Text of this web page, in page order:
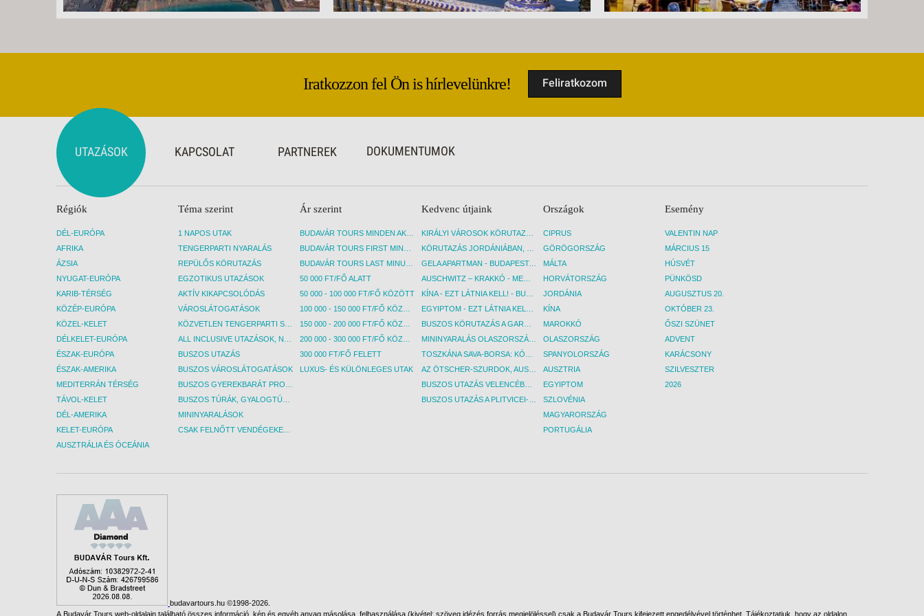
Iratkozzon fel Ön is hírlevelünkre! Feliratkozom
UTAZÁSOK KAPCSOLAT PARTNEREK DOKUMENTUMOK
Régiók
DÉL-EURÓPA
AFRIKA
ÁZSIA
NYUGAT-EURÓPA
KARIB-TÉRSÉG
KÖZÉP-EURÓPA
KÖZEL-KELET
DÉLKELET-EURÓPA
ÉSZAK-EURÓPA
ÉSZAK-AMERIKA
MEDITERRÁN TÉRSÉG
TÁVOL-KELET
DÉL-AMERIKA
KELET-EURÓPA
AUSZTRÁLIA ÉS ÓCEÁNIA
Téma szerint
1 NAPOS UTAK
TENGERPARTI NYARALÁS
REPÜLŐS KÖRUTAZÁS
EGZOTIKUS UTAZÁSOK
AKTÍV KIKAPCSOLÓDÁS
VÁROSLÁTOGATÁSOK
BUSZOS UTAZÁS
BUSZOS VÁROSLÁTOGATÁSOK
MININYARALÁSOK
Ár szerint
50 000 FT/FŐ ALATT
50 000 - 100 000 FT/FŐ KÖZÖTT
300 000 FT/FŐ FELETT
LUXUS- ÉS KÜLÖNLEGES UTAK
Kedvenc útjaink
GELA APARTMAN - BUDAPEST, REPÜLŐ
Országok
CIPRUS
GÖRÖGORSZÁG
MÁLTA
HORVÁTORSZÁG
JORDÁNIA
KÍNA
MAROKKÓ
OLASZORSZÁG
SPANYOLORSZÁG
AUSZTRIA
EGYIPTOM
SZLOVÉNIA
MAGYARORSZÁG
PORTUGÁLIA
Esemény
VALENTIN NAP
MÁRCIUS 15
HÚSVÉT
PÜNKÖSD
AUGUSZTUS 20.
OKTÓBER 23.
ŐSZI SZÜNET
ADVENT
KARÁCSONY
SZILVESZTER
2026
budavartours.hu ©1998-2026.
A Budavár Tours web-oldalain található összes információ, kép és egyéb anyag másolása, felhasználása (kivétel: szöveg idézés forrás megjelöléssel) csak a Budavár Tours kifejezett engedélyével történhet. Tájékoztatjuk, hogy az oldalon